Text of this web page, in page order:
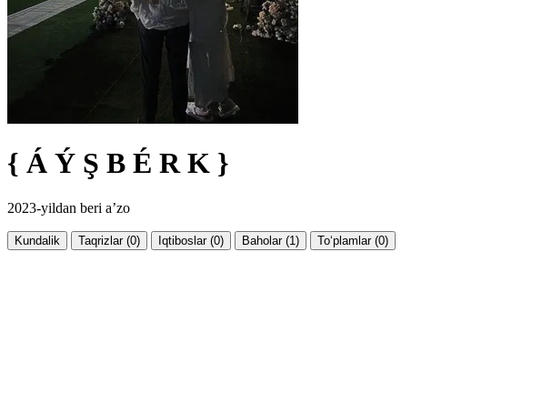
{ Á Ý Ş B É R K }
2023-yildan beri a’zo
Kundalik Taqrizlar (0) Iqtiboslar (0) Baholar (1) To‘plamlar (0)